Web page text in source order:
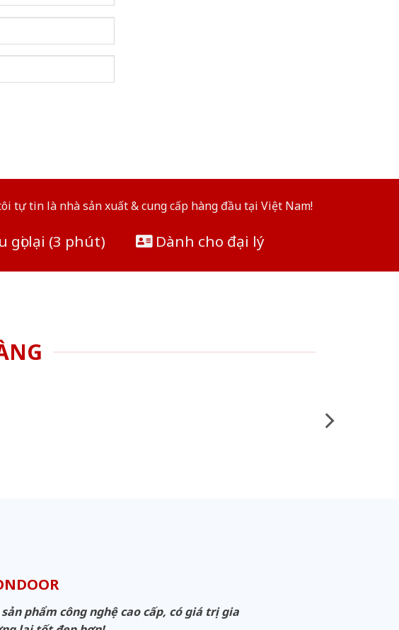
tự tin là nhà sản xuất & cung cấp hàng đầu tại Việt Nam!
gọi lại (3 phút) Dành cho đại lý
phẩm công nghệ cao cấp, có giá trị gia